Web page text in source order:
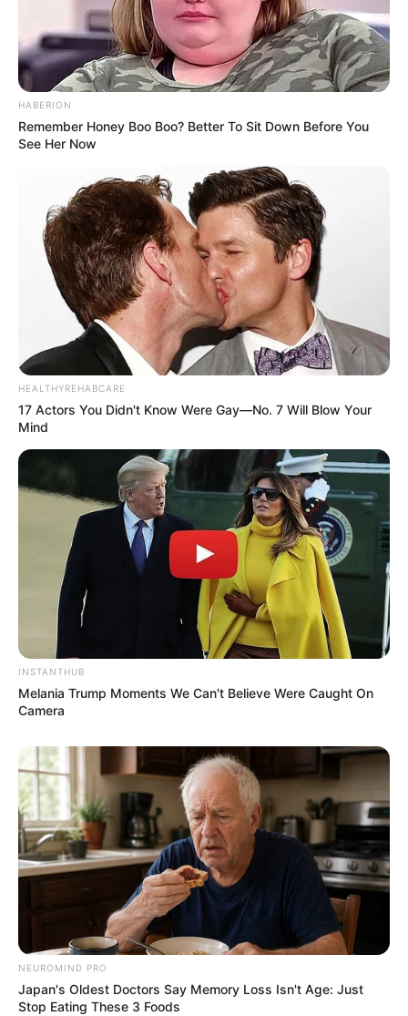
HABERION
Remember Honey Boo Boo? Better To Sit Down Before You
See Her Now
HEALTHYREHABCARE
17 Actors You Didn't Know Were Gay—No. 7 Will Blow Your
Mind
INSTANTHUB
Melania Trump Moments We Can't Believe Were Caught On
Camera
NEUROMIND PRO
Japan's Oldest Doctors Say Memory Loss Isn't Age: Just
Stop Eating These 3 Foods